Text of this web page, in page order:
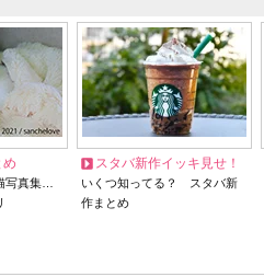
め
写真集…
スタバ新作イッキ見せ！
いくつ知ってる？ スタバ新
作まとめ